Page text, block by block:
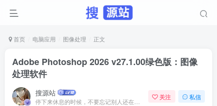
首页 电脑应用 图像处理 正文
Adobe Photoshop 2026 v27.1.00绿色版：图像
处理软件
搜源站 关注 私信